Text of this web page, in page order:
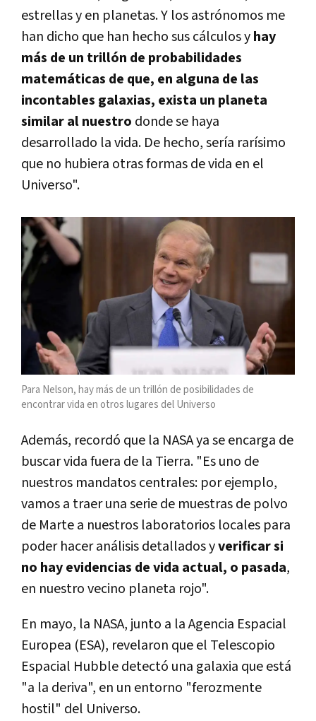
estrellas y en planetas. Y los astrónomos me
han dicho que han hecho sus cálculos yhay
más de un trillón de probabilidades
matemáticas de que, en alguna de las
incontables galaxias, exista un planeta
similar al nuestro donde se haya
desarrollado la vida. De hecho, sería rarísimo
que no hubiera otras formas de vida en el
Universo".
Para Nelson, hay más de un trillón de posibilidades de
encontrar vida en otros lugares del Universo
Además, recordó que la NASA ya se encarga de
buscar vida fuera de la Tierra. "Es uno de
nuestros mandatos centrales: por ejemplo,
vamos a traer una serie de muestras de polvo
de Marte a nuestros laboratorios locales para
poder hacer análisis detallados yverificar si
no hay evidencias de vida actual, o pasada,
en nuestro vecino planeta rojo".
En mayo, la NASA, junto a la Agencia Espacial
Europea (ESA), revelaron que el Telescopio
Espacial Hubble detectó una galaxia que está
"a la deriva", en un entorno "ferozmente
hostil" del Universo.